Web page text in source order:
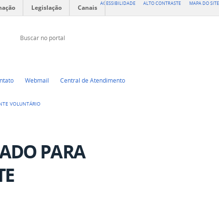
ACESSIBILIDADE ALTO CONTRASTE MAPA DO SITE
Legislação Canais
Buscar no portal
Webmail Central de Atendimento
VOLUNTÁRIO
PARA